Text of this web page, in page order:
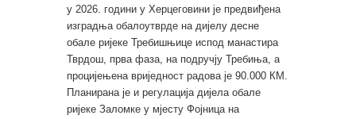
у 2026. години у Херцеговини је предвиђена
изградња обалоутврде на дијелу десне
обале ријеке Требишњице испод манастира
Тврдош, прва фаза, на подручју Требиња, а
процијењена вриједност радова је 90.000 КМ.
Планирана је и регулација дијела обале
ријеке Заломке у мјесту Фојница на